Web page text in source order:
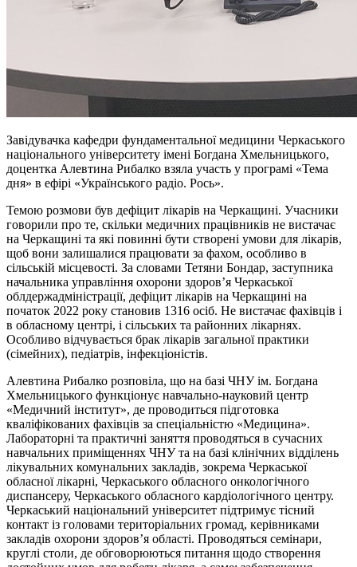
Завідувачка кафедри фундаментальної медицини Черкаського
національного університету імені Богдана Хмельницького,
доцентка Алевтина Рибалко взяла участь у програмі «Тема
дня» в ефірі «Українського радіо. Рось».
Темою розмови був дефіцит лікарів на Черкащині. Учасники
говорили про те, скільки медичних працівників не вистачає
на Черкащині та які повинні бути створені умови для лікарів,
щоб вони залишалися працювати за фахом, особливо в
сільській місцевості. За словами Тетяни Бондар, заступника
начальника управління охорони здоров’я Черкаської
облдержадміністрації, дефіцит лікарів на Черкащині на
початок 2022 року становив 1316 осіб. Не вистачає фахівців і
в обласному центрі, і сільських та районних лікарнях.
Особливо відчувається брак лікарів загальної практики
(сімейних), педіатрів, інфекціоністів.
Алевтина Рибалко розповіла, що на базі ЧНУ ім. Богдана
Хмельницького функціонує навчально-науковий центр
«Медичний інститут», де проводиться підготовка
кваліфікованих фахівців за спеціальністю «Медицина».
Лабораторні та практичні заняття проводяться в сучасних
навчальних приміщеннях ЧНУ та на базі клінічних відділень
лікувальних комунальних закладів, зокрема Черкаської
обласної лікарні, Черкаського обласного онкологічного
диспансеру, Черкаського обласного кардіологічного центру.
Черкаський національний університет підтримує тісний
контакт із головами територіальних громад, керівниками
закладів охорони здоров’я області. Проводяться семінари,
круглі столи, де обговорюються питання щодо створення